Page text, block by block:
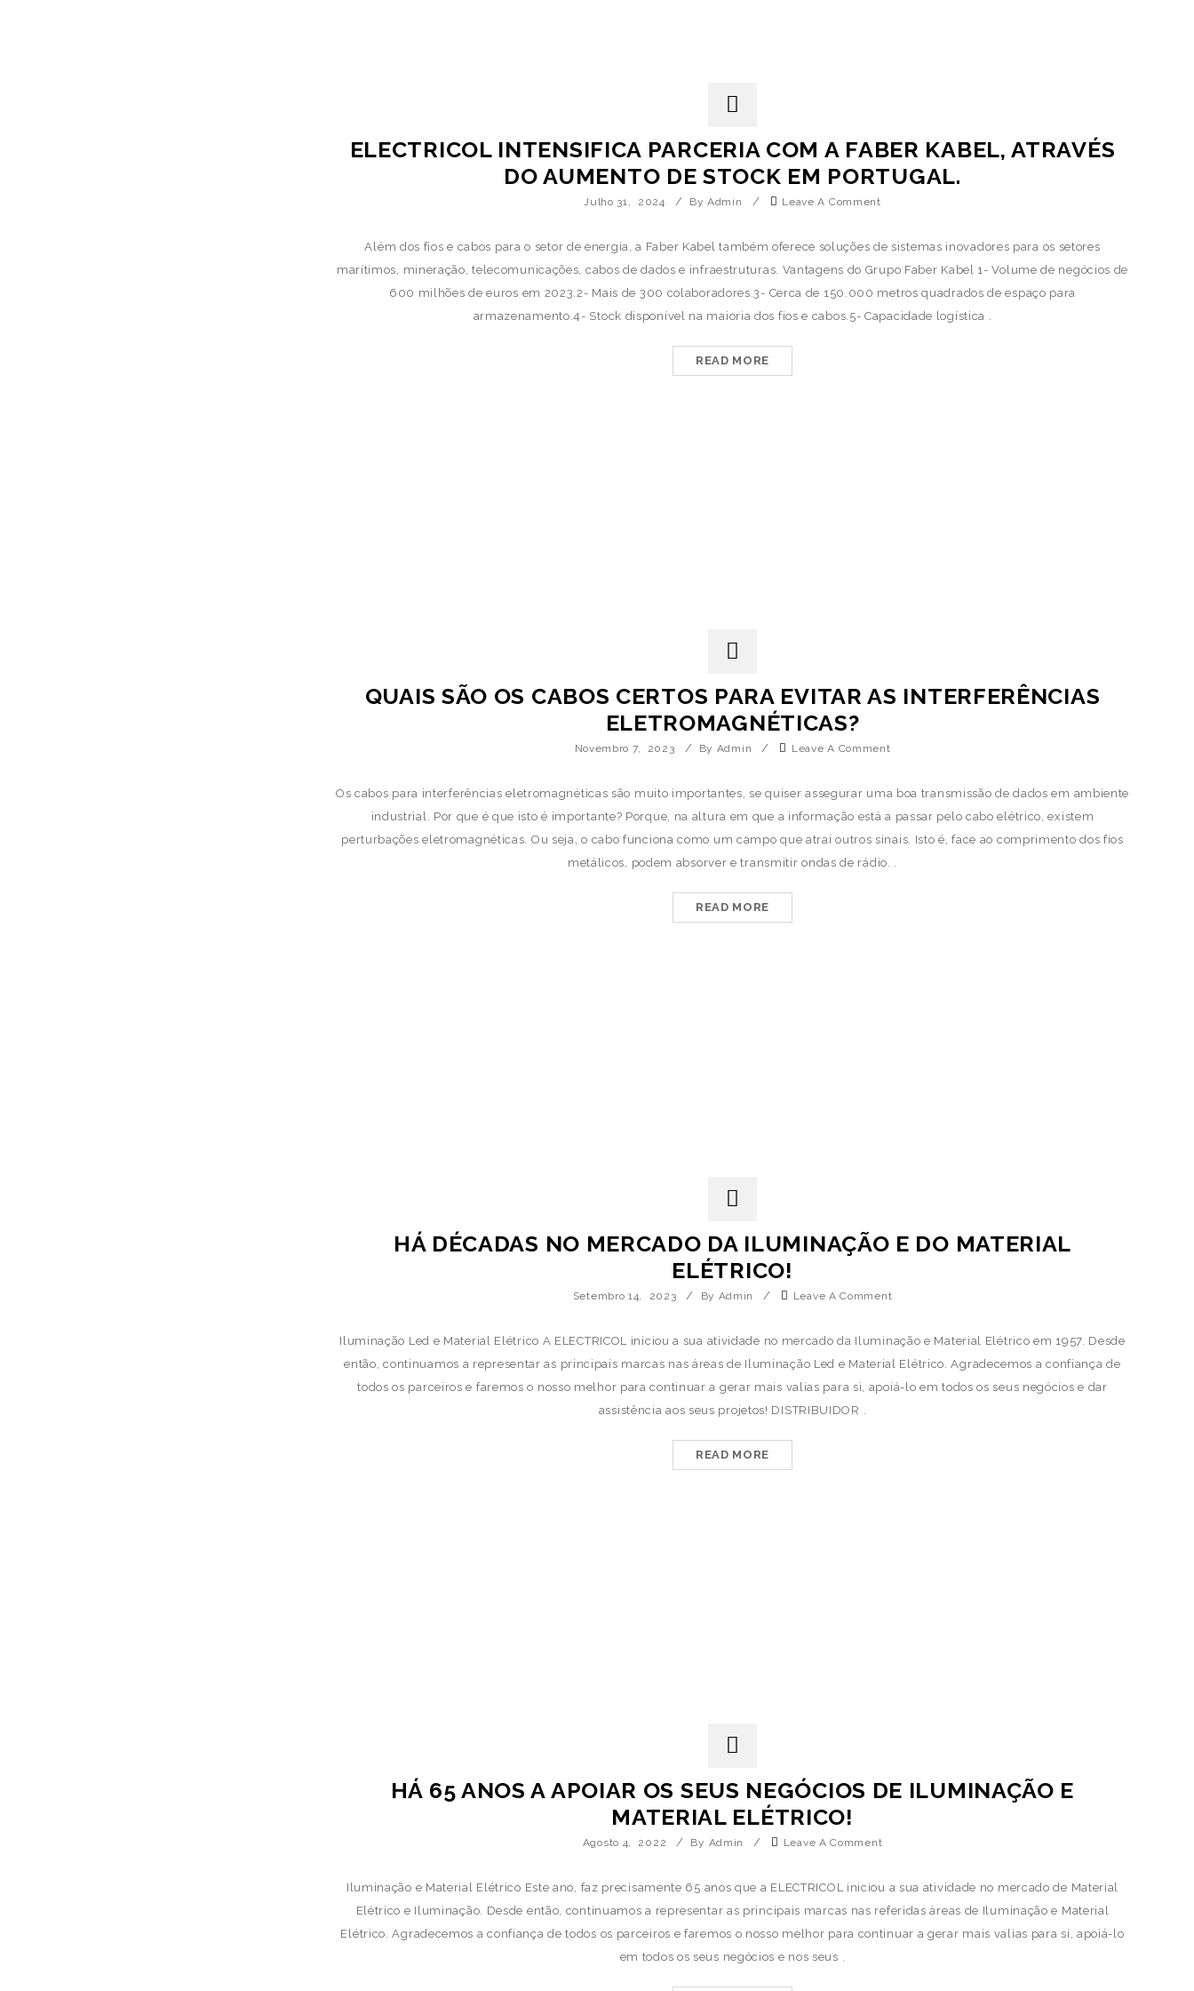
ELECTRICOL INTENSIFICA PARCERIA COM A FABER KABEL, ATRAVÉS
DO AUMENTO DE STOCK EM PORTUGAL.
Julho 31, 2024 / By Admin / Leave A Comment
Além dos fios e cabos para o setor de energia, a Faber Kabel também oferece soluções de sistemas inovadores para os setores
marítimos, mineração, telecomunicações, cabos de dados e infraestruturas. Vantagens do Grupo Faber Kabel 1- Volume de negócios de
600 milhões de euros em 2023.2- Mais de 300 colaboradores.3- Cerca de 150.000 metros quadrados de espaço para
armazenamento.4- Stock disponível na maioria dos fios e cabos.5- Capacidade logística .
READ MORE
QUAIS SÃO OS CABOS CERTOS PARA EVITAR AS INTERFERÊNCIAS
ELETROMAGNÉTICAS?
Novembro 7, 2023 / By Admin / Leave A Comment
Os cabos para interferências eletromagnéticas são muito importantes, se quiser assegurar uma boa transmissão de dados em ambiente
industrial. Por que é que isto é importante? Porque, na altura em que a informação está a passar pelo cabo elétrico, existem
perturbações eletromagnéticas. Ou seja, o cabo funciona como um campo que atrai outros sinais. Isto é, face ao comprimento dos fios
metálicos, podem absorver e transmitir ondas de rádio. .
READ MORE
HÁ DÉCADAS NO MERCADO DA ILUMINAÇÃO E DO MATERIAL
ELÉTRICO!
Setembro 14, 2023 / By Admin / Leave A Comment
Iluminação Led e Material Elétrico A ELECTRICOL iniciou a sua atividade no mercado da Iluminação e Material Elétrico em 1957. Desde
então, continuamos a representar as principais marcas nas áreas de Iluminação Led e Material Elétrico. Agradecemos a confiança de
todos os parceiros e faremos o nosso melhor para continuar a gerar mais valias para si, apoiá-lo em todos os seus negócios e dar
assistência aos seus projetos! DISTRIBUIDOR .
READ MORE
HÁ 65 ANOS A APOIAR OS SEUS NEGÓCIOS DE ILUMINAÇÃO E
MATERIAL ELÉTRICO!
Agosto 4, 2022 / By Admin / Leave A Comment
Iluminação e Material Elétrico Este ano, faz precisamente 65 anos que a ELECTRICOL iniciou a sua atividade no mercado de Material
Elétrico e Iluminação. Desde então, continuamos a representar as principais marcas nas referidas áreas de Iluminação e Material
Elétrico. Agradecemos a confiança de todos os parceiros e faremos o nosso melhor para continuar a gerar mais valias para si, apoiá-lo
em todos os seus negócios e nos seus .